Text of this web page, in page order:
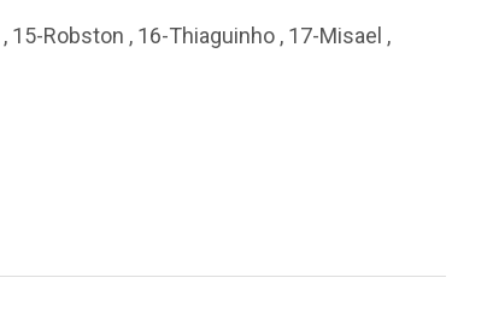
, 15-Robston , 16-Thiaguinho , 17-Misael ,